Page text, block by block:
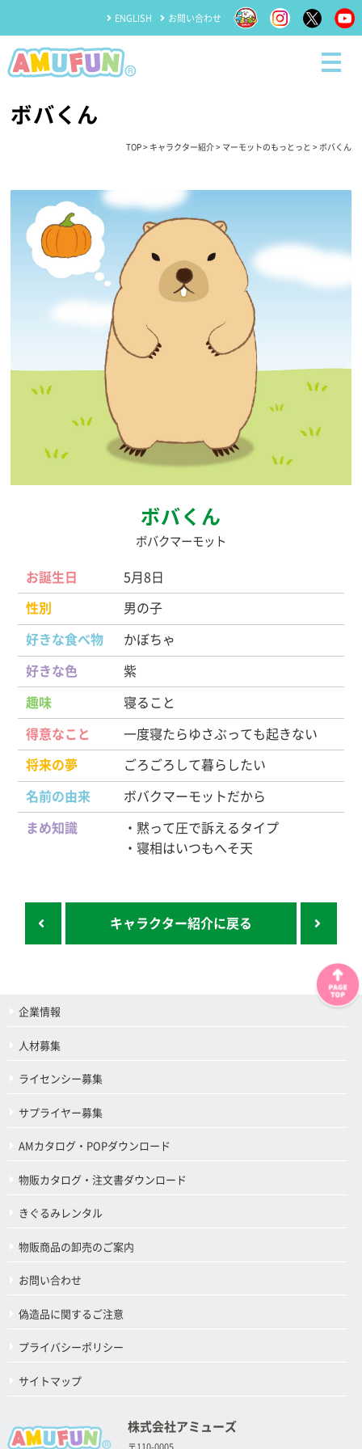
ENGLISH お問い合わせ
ボバくん
TOP> キャラクター紹介> マーモットのもっとっと > ボバくん
ボバくん
ボバクマーモット
お誕生日 5月8日
性別 男の子
好きな食べ物 かぼちゃ
好きな色 紫
趣味 寝ること
得意なこと 一度寝たらゆさぶっても起きない
将来の夢 ごろごろして暮らしたい
名前の由来 ボバクマーモットだから
まめ知識
・黙って圧で訴えるタイプ
・寝相はいつもへそ天
キャラクター紹介に戻る
企業情報
人材募集
ライセンシー募集
サプライヤー募集
AMカタログ・POPダウンロード
物販カタログ・注文書ダウンロード
きぐるみレンタル
物販商品の卸売のご案内
お問い合わせ
偽造品に関するご注意
プライバシーポリシー
サイトマップ
株式会社アミューズ
〒110-0005